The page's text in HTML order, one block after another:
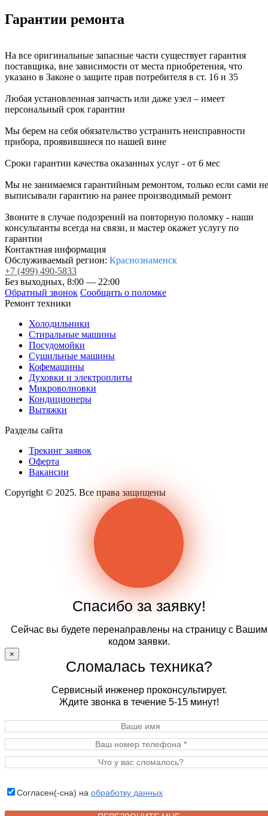
Гарантии ремонта
На все оригинальные запасные части существует гарантия
поставщика, вне зависимости от места приобретения, что
указано в Законе о защите прав потребителя в ст. 16 и 35
Любая установленная запчасть или даже узел – имеет
персональный срок гарантии
Мы берем на себя обязательство устранить неисправности
прибора, проявившиеся по нашей вине
Сроки гарантии качества оказанных услуг - от 6 мес
Мы не занимаемся гарантийным ремонтом, только если сами не
выписывали гарантию на ранее производимый ремонт
Звоните в случае подозрений на повторную поломку - наши
консультанты всегда на связи, и мастер окажет услугу по
гарантии
Контактная информация
Обслуживаемый регион: Краснознаменск
+7 (499) 490-5833
Без выходных, 8:00 — 22:00
Обратный звонок Сообщить о поломке
Ремонт техники
Холодильники
Стиральные машины
Посудомойки
Сушильные машины
Кофемашины
Духовки и электроплиты
Микроволновки
Кондиционеры
Вытяжки
Разделы сайта
Трекинг заявок
Оферта
Вакансии
Copyright © 2025. Все права защищены
Спасибо за заявку!
Сейчас вы будете перенаправлены на страницу с Вашим
кодом заявки.
×
Сломалась техника?
Сервисный инженер проконсультирует.
Ждите звонка в течение 5-15 минут!
Согласен(-сна) на обработку данных